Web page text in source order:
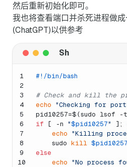
然后重新初始化即可。
我也将查看端口并杀死进程做
(ChatGPT)以供参考
1
2
3
4
5
6
7
8
9
10
#!/bin/bash
# Check and kill the
echo
"Checking for port
pid10257=$(sudo lsof
if [ -n "$pid10257" ];
echo
"Killing
    sudo
kill $pid10257
else
echo
"No process